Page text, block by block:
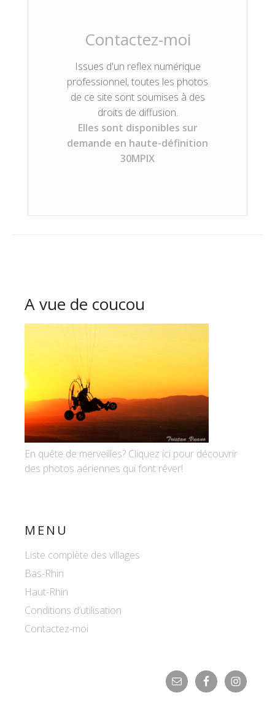
Contactez-moi
Issues d'un reflex numérique
professionnel, toutes les photos
de ce site sont soumises à des
droits de diffusion.
Elles sont disponibles sur
demande en haute-définition
30MPIX
A vue de coucou
En quête de merveilles? Cliquez ici pour découvrir
des photos aériennes qui font rêver!
MENU
Liste complète des villages
Bas-Rhin
Haut-Rhin
Conditions d’utilisation
Contactez-moi